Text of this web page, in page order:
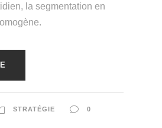
la segmentation en
STRATÉGIE 0